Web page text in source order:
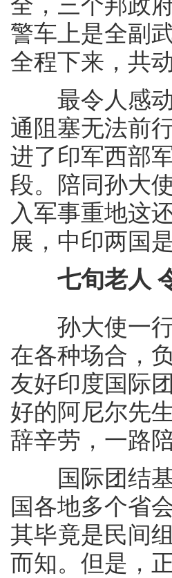
全，三个邦政
警车上是全副
全程下来，共
最令人感动
通阻塞无法前
进了印军西部
段。陪同孙大
入军事重地这
展，中印两国
七旬老人
孙大使一行
在各种场合，
友好印度国际
好的阿尼尔先
辞辛劳，一路陪
国际团结基
国各地多个省
其毕竟是民间
而知。但是，